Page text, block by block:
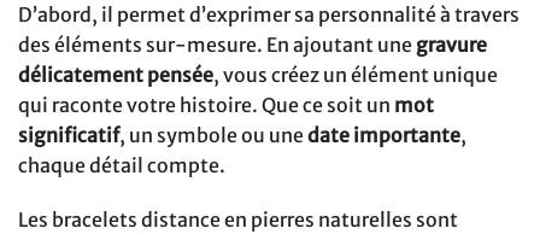
D’abord, il permet d’exprimer sa personnalité à travers
des éléments sur-mesure. En ajoutant une gravure
délicatement pensée, vous créez un élément unique
qui raconte votre histoire. Que ce soit un mot
significatif, un symbole ou unedate importante,
chaque détail compte.
Les bracelets distance en pierres naturelles sont